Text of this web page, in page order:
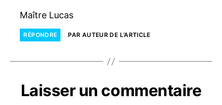
Maître Lucas
RÉPONDRE PAR AUTEUR DE L’ARTICLE
Laisser un commentaire